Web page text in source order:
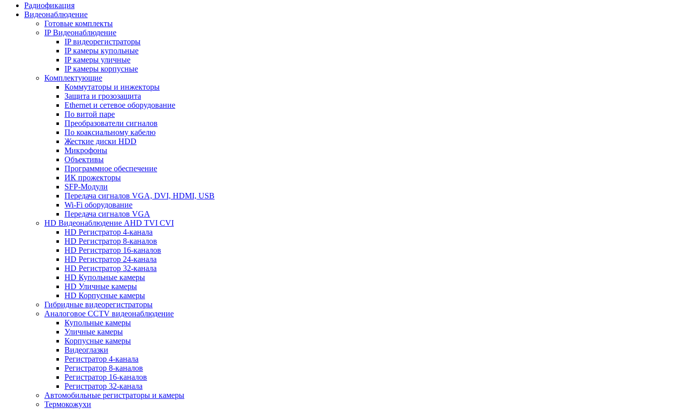
Радиофикация
Видеонаблюдение
Готовые комплекты
IP Видеонаблюдение
IP видеорегистраторы
IP камеры купольные
IP камеры уличные
IP камеры корпусные
Комплектующие
Коммутаторы и инжекторы
Защита и грозозащита
Ethernet и сетевое оборудование
По витой паре
Преобразователи сигналов
По коаксиальному кабелю
Жесткие диски HDD
Микрофоны
Объективы
Программное обеспечение
ИК прожекторы
SFP-Модули
Передача сигналов VGA, DVI, HDMI, USB
Wi-Fi оборудование
Передача сигналов VGA
HD Видеонаблюдение AHD TVI CVI
HD Регистратор 4-канала
HD Регистратор 8-каналов
HD Регистратор 16-каналов
HD Регистратор 24-канала
HD Регистратор 32-канала
HD Купольные камеры
HD Уличные камеры
HD Корпусные камеры
Гибридные видеорегистраторы
Аналоговое CCTV видеонаблюдение
Купольные камеры
Уличные камеры
Корпусные камеры
Видеоглазки
Регистратор 4-канала
Регистратор 8-каналов
Регистратор 16-каналов
Регистратор 32-канала
Автомобильные регистраторы и камеры
Термокожухи